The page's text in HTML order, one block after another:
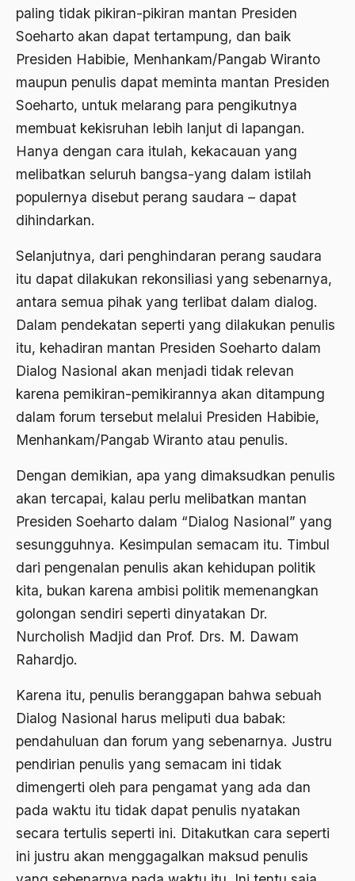
paling tidak pikiran-pikiran mantan Presiden
Soeharto akan dapat tertampung, dan baik
Presiden Habibie, Menhankam/Pangab Wiranto
maupun penulis dapat meminta mantan Presiden
Soeharto, untuk melarang para pengikutnya
membuat kekisruhan lebih lanjut di lapangan.
Hanya dengan cara itulah, kekacauan yang
melibatkan seluruh bangsa-yang dalam istilah
populernya disebut perang saudara – dapat
dihindarkan.
Selanjutnya, dari penghindaran perang saudara
itu dapat dilakukan rekonsiliasi yang sebenarnya,
antara semua pihak yang terlibat dalam dialog.
Dalam pendekatan seperti yang dilakukan penulis
itu, kehadiran mantan Presiden Soeharto dalam
Dialog Nasional akan menjadi tidak relevan
karena pemikiran-pemikirannya akan ditampung
dalam forum tersebut melalui Presiden Habibie,
Menhankam/Pangab Wiranto atau penulis.
Dengan demikian, apa yang dimaksudkan penulis
akan tercapai, kalau perlu melibatkan mantan
Presiden Soeharto dalam “Dialog Nasional” yang
sesungguhnya. Kesimpulan semacam itu. Timbul
dari pengenalan penulis akan kehidupan politik
kita, bukan karena ambisi politik memenangkan
golongan sendiri seperti dinyatakan Dr.
Nurcholish Madjid dan Prof. Drs. M. Dawam
Rahardjo.
Karena itu, penulis beranggapan bahwa sebuah
Dialog Nasional harus meliputi dua babak:
pendahuluan dan forum yang sebenarnya. Justru
pendirian penulis yang semacam ini tidak
dimengerti oleh para pengamat yang ada dan
pada waktu itu tidak dapat penulis nyatakan
secara tertulis seperti ini. Ditakutkan cara seperti
ini justru akan menggagalkan maksud penulis
1982
1981
1980
1979
1978
1977
1975
1974
1973
1972
Adopsi
Adu Pinalti
Aera-Europa
Afganistan
Afiliasi Kultural
Afrika
Afrika utara
agama
Agama & Negara
Agama Asli Indonesia
Agama dan Negara
Agama dan negaraa
Agama dan Pemerintah
Agama dan Praktis
Agama Demokrasi
Agama di Asia
agama elitis
Agama Hukum
Agama Inovasi
agama populer
Agama Terang
Agamawan
Agenda Nasional
agraris